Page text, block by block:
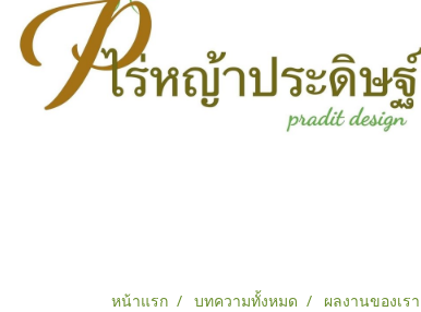
หน้าแรก บทความทั้งหมด ผลงานของเรา